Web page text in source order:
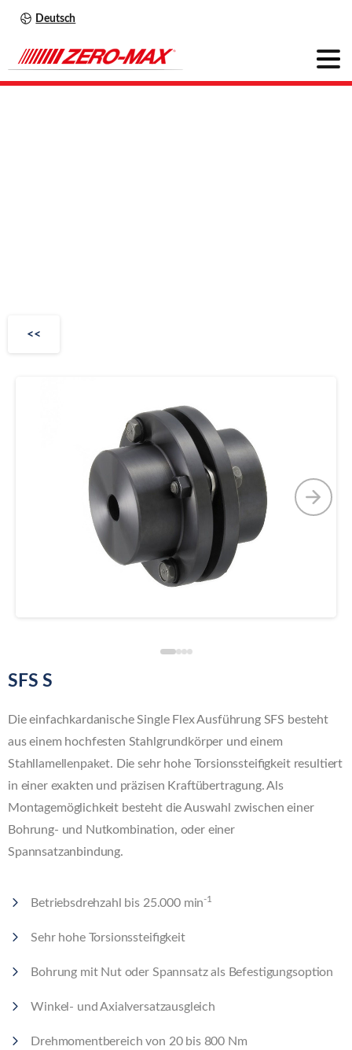
Deutsch
<<
SFS S
Die einfachkardanische Single Flex Ausführung SFS besteht
aus einem hochfesten Stahlgrundkörper und einem
Stahllamellenpaket. Die sehr hohe Torsionssteifigkeit resultiert
in einer exakten und präzisen Kraftübertragung. Als
Montagemöglichkeit besteht die Auswahl zwischen einer
Bohrung- und Nutkombination, oder einer
Spannsatzanbindung.
Betriebsdrehzahl bis 25.000 min-1
Sehr hohe Torsionssteifigkeit
Bohrung mit Nut oder Spannsatz als Befestigungsoption
Winkel- und Axialversatzausgleich
Drehmomentbereich von 20 bis 800 Nm